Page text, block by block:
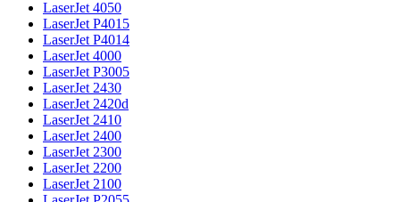
LaserJet 4050
LaserJet P4015
LaserJet P4014
LaserJet 4000
LaserJet P3005
LaserJet 2430
LaserJet 2420d
LaserJet 2410
LaserJet 2400
LaserJet 2300
LaserJet 2200
LaserJet 2100